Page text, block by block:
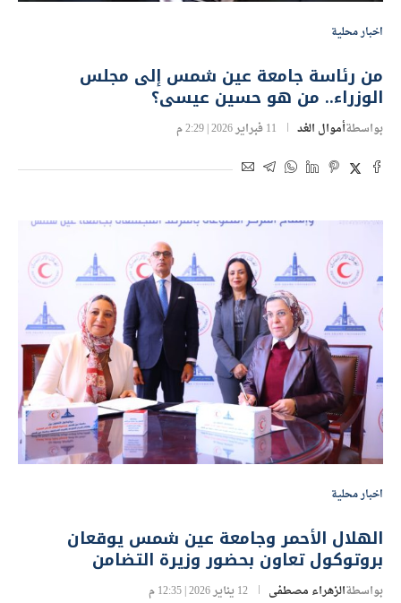
اخبار محلية
من رئاسة جامعة عين شمس إلى مجلس
الوزراء.. من هو حسين عيسى؟
بواسطةأموال الغد 11 فبراير 2026 | 2:29 م
اخبار محلية
الهلال الأحمر وجامعة عين شمس يوقعان
بروتوكول تعاون بحضور وزيرة التضامن
بواسطةالزهراء مصطفى 12 يناير 2026 | 12:35 م